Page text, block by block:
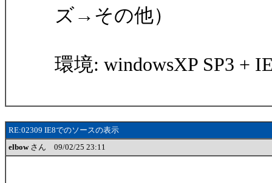
ズ→その他）
環境: windowsXP SP3 +
RE:02309 IE8でのソースの表示
elbowさん 09/02/25 23:11